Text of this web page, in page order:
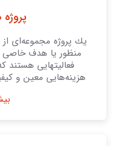
یك پروژه مجموعه‌ای از
منظور یا هدف خاصی
فعالیتهایی هستند
هزینه‌هایی معین و